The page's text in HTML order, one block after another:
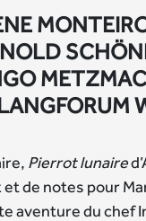
Pierrot lunaire
de notes pour
aventure du chef